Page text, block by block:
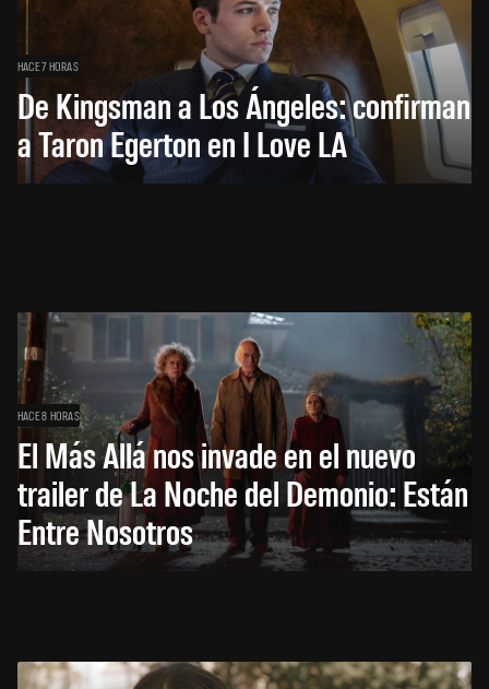
HACE 7 HORAS
De Kingsman a Los Ángeles: confirman
a Taron Egerton en I Love LA
HACE 8 HORAS
El Más Allá nos invade en el nuevo
trailer de La Noche del Demonio: Están
Entre Nosotros